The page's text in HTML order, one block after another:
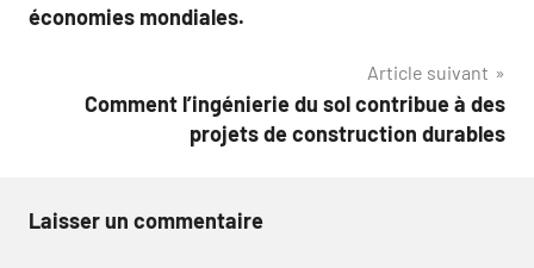
économies mondiales.
Article suivant
Comment l’ingénierie du sol contribue à des
projets de construction durables
Laisser un commentaire